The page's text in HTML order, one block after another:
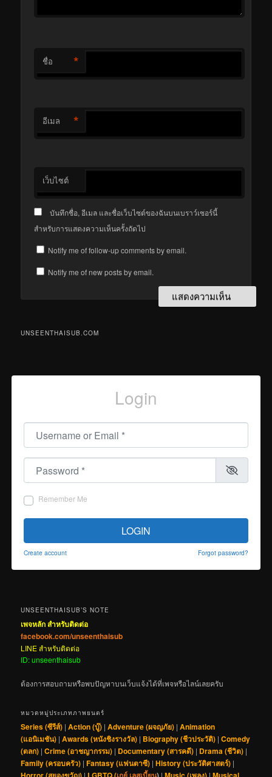
ชื่อ *
อีเมล *
เว็บไซต์
บันทึกชื่อ, อีเมล และชื่อเว็บไซต์ของฉันบนเบราว์เซอร์นี้
สำหรับการแสดงความเห็นครั้งถัดไป
Notify me of follow-up comments by email.
Notify me of new posts by email.
UNSEENTHAISUB.COM
Login
Username or Email
Password
Remember Me
LOGIN
Create account Forgot password?
UNSEENTHAISUB’S NOTE
เพจหลัก สำหรับติดต่อ
facebook.com/unseenthaisub
LINE สำหรับติดต่อ
ID: unseenthaisub
ต้องการสอบถามหรือพบปัญหาบนเว็บแจ้งได้ที่เพจหรือไลน์เลยครับ
หมวดหมู่ประเภทภาพยนตร์
Series (ซีรีส์) |Action (บู๊) |Adventure (ผจญภัย) |Animation
(แอนิเมชัน) |Awards (หนังชิงรางวัล) | Biography (ชีวประวัติ) |Comedy
(ตลก) |Crime (อาชญากรรม) | Documentary (สารคดี) | Drama (ชีวิต) |
Family (ครอบครัว) |Fantasy (แฟนตาซี) |History (ประวัติศาสตร์) |
| | |